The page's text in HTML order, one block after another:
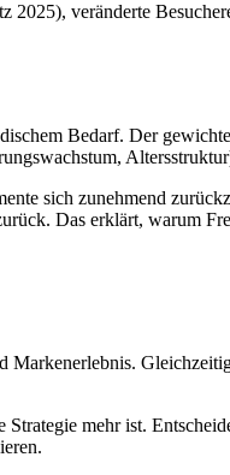
veränderte
Bedarf. Der
sich zunehmend
Das erklärt, warum
Strategie mehr ist.